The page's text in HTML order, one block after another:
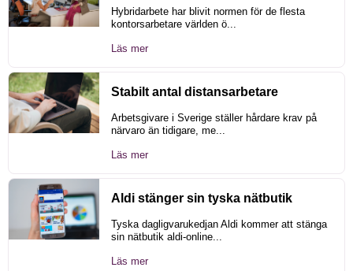
Hybridarbete har blivit normen för de flesta
kontorsarbetare världen ö...
Läs mer
Stabilt antal distansarbetare
Arbetsgivare i Sverige ställer hårdare krav på
närvaro än tidigare, me...
Läs mer
Aldi stänger sin tyska nätbutik
Tyska dagligvarukedjan Aldi kommer att stänga
sin nätbutik aldi-online...
Läs mer